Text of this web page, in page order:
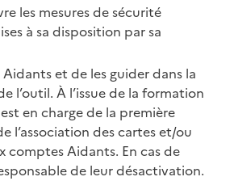
les mesures de sécurité
à sa disposition par sa
et de les guider dans la
l’outil. À l’issue de la formation
en charge de la première
l’association des cartes et/ou
comptes Aidants. En cas de
de leur désactivation.